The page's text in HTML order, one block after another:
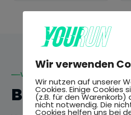
VON DER YOUR RUN
BELIEBTE
Wir verwenden
Wir nutzen auf unserer
Cookies. Einige Cookies
(z.B. für den Warenkorb)
nicht notwendig. Die
Cookies helfen uns bei